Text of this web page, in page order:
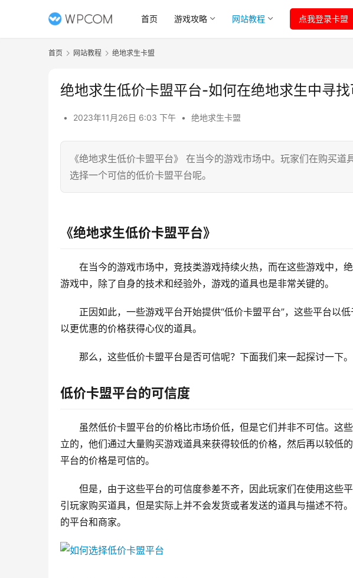
首页 游戏攻略 网站教程 点我登录卡盟
首页 网站教程 绝地求生卡盟
绝地求生低价卡盟平台-如何在绝地求生中寻
• 2023年11月26日 6:03 下午 • 绝地求生卡盟
《绝地求生低价卡盟平台》 在当今的游戏市场中。玩家们在购买
选择一个可信的低价卡盟平台呢。
《绝地求生低价卡盟平台》
在当今的游戏市场中，竞技类游戏持续火热，而在这些游戏中，
游戏中，除了自身的技术和经验外，游戏的道具也是非常关键的。
正因如此，一些游戏平台开始提供“低价卡盟平台”，这些平台以
以更优惠的价格获得心仪的道具。
那么，这些低价卡盟平台是否可信呢？下面我们来一起探讨一下。
低价卡盟平台的可信度
虽然低价卡盟平台的价格比市场价低，但是它们并非不可信。这
立的，他们通过大量购买游戏道具来获得较低的价格，然后再以较低
平台的价格是可信的。
但是，由于这些平台的可信度参差不齐，因此玩家们在使用这些
引玩家购买道具，但是实际上并不会发货或者发送的道具与描述不符
的平台和商家。